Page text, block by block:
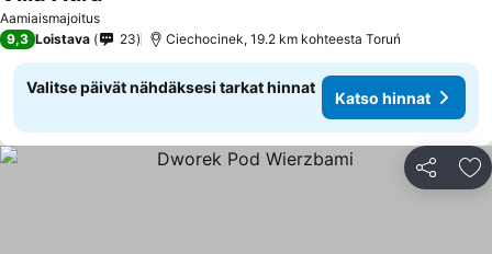
Aamiaismajoitus
9,3 Loistava 23 Ciechocinek, 19.2 km kohteesta Toruń
Valitse päivät nähdäksesi tarkat hinnat
Katso hinnat
Jaa